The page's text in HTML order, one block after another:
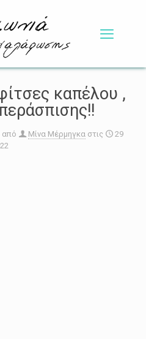
καπέλου ,
από Μίνα Μέρμηγκα στις
29